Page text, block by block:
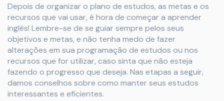
Depois de organizar o plano de estudos, as metas e os
recursos que vai usar, é hora de começar a aprender
inglês! Lembre-se de se guiar sempre pelos seus
objetivos e metas, e não tenha medo de fazer
alterações em sua programação de estudos ou nos
recursos que for utilizar, caso sinta que não esteja
fazendo o progresso que deseja. Nas etapas a seguir,
damos conselhos sobre como manter seus estudos
interessantes e eficientes.